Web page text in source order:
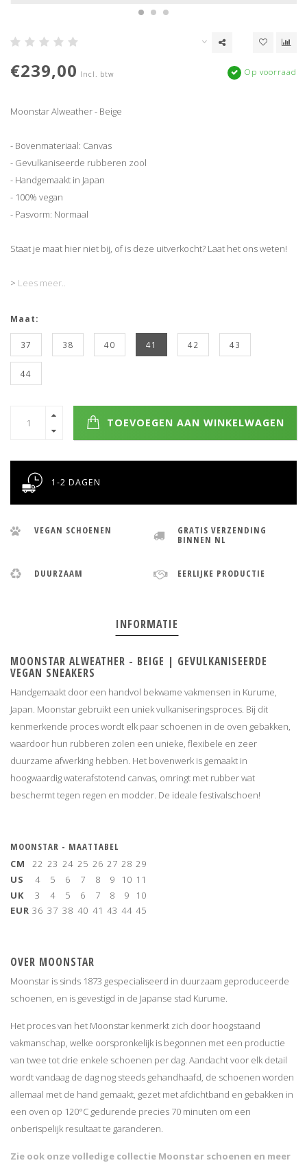
€239,00 Incl. btw Op voorraad
Moonstar Alweather - Beige
- Bovenmateriaal: Canvas
- Gevulkaniseerde rubberen zool
- Handgemaakt in Japan
- 100% vegan
- Pasvorm: Normaal
Staat je maat hier niet bij, of is deze uitverkocht? Laat het ons weten!
> Lees meer..
Maat:
37 38 40 41 42 43
44
TOEVOEGEN AAN WINKELWAGEN
1-2 DAGEN
VEGAN SCHOENEN GRATIS VERZENDING
BINNEN NL
DUURZAAM EERLIJKE PRODUCTIE
INFORMATIE
MOONSTAR ALWEATHER - BEIGE | GEVULKANISEERDE
VEGAN SNEAKERS
Handgemaakt door een handvol bekwame vakmensen in Kurume,
Japan. Moonstar gebruikt een uniek vulkaniseringsproces. Bij dit
kenmerkende proces wordt elk paar schoenen in de oven gebakken,
waardoor hun rubberen zolen een unieke, flexibele en zeer
duurzame afwerking hebben. Het bovenwerk is gemaakt in
hoogwaardig waterafstotend canvas, omringt met rubber wat
beschermt tegen regen en modder. De ideale festivalschoen!
MOONSTAR - MAATTABEL
CM
22 23 24 25 26 27 28 29
US
4 5 6 7 8 9 10 11
UK
3 4 5 6 7 8 9
10
EUR 36 37 38 40 41 43 44 45
OVER MOONSTAR
Moonstar is sinds 1873 gespecialiseerd in duurzaam geproduceerde
schoenen, en is gevestigd in de Japanse stad Kurume.
Het proces van het Moonstar kenmerkt zich door hoogstaand
vakmanschap, welke oorspronkelijk is begonnen met een productie
van twee tot drie enkele schoenen per dag. Aandacht voor elk detail
wordt vandaag de dag nog steeds gehandhaafd, de schoenen worden
allemaal met de hand gemaakt, gezet met afdichtband en gebakken in
een oven op 120°C gedurende precies 70 minuten om een
onberispelijk resultaat te garanderen.
Zie ook onze volledige collectie Moonstar schoenen en meer